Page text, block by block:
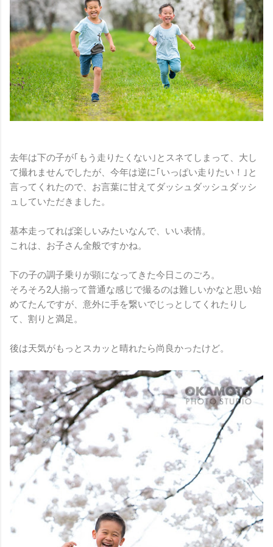
去年は下の子が｢もう走りたくない｣とスネてしまって、大し
て撮れませんでしたが、今年は逆に｢いっぱい走りたい！｣と
言ってくれたので、お言葉に甘えてダッシュダッシュダッシ
ュしていただきました。
基本走ってれば楽しいみたいなんで、いい表情。
これは、お子さん全般ですかね。
下の子の調子乗りが顕になってきた今日このごろ。
そろそろ2人揃って普通な感じで撮るのは難しいかなと思い始
めてたんですが、意外に手を繋いでじっとしてくれたりし
て、割りと満足。
後は天気がもっとスカッと晴れたら尚良かったけど。